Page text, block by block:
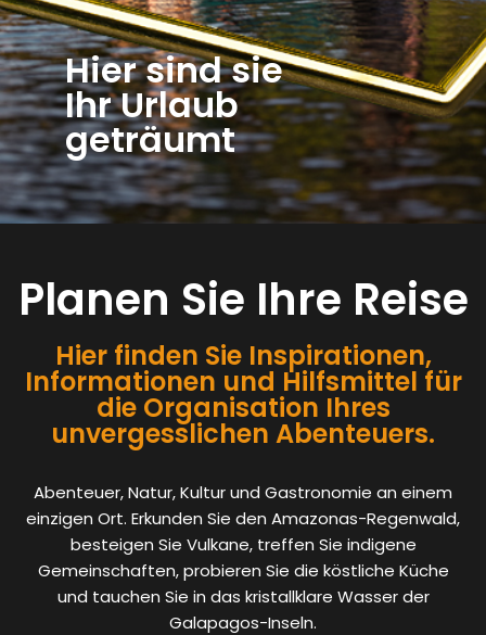
Hier sind sie
Ihr Urlaub
geträumt
Planen Sie Ihre Reise
Hier finden Sie Inspirationen,
Informationen und Hilfsmittel für
die Organisation Ihres
unvergesslichen Abenteuers.
Abenteuer, Natur, Kultur und Gastronomie an einem
einzigen Ort. Erkunden Sie den Amazonas-Regenwald,
besteigen Sie Vulkane, treffen Sie indigene
Gemeinschaften, probieren Sie die köstliche Küche
und tauchen Sie in das kristallklare Wasser der
Galapagos-Inseln.